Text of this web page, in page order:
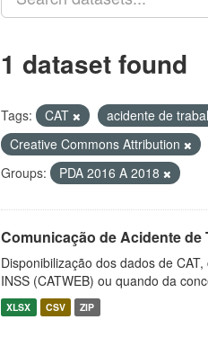
1 dataset found
Tags: CAT acidente de
Creative Commons Attribution
Groups:
PDA 2016 A 2018
Comunicação de Acidente de
Disponibilização dos dados de
INSS (CATWEB) ou quando da
XLSX CSV ZIP